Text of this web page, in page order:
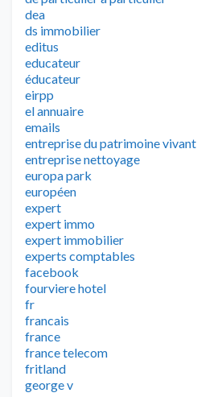
dea
ds immobilier
editus
educateur
éducateur
eirpp
el annuaire
emails
entreprise du patrimoine vivant
entreprise nettoyage
europa park
européen
expert
expert immo
expert immobilier
experts comptables
facebook
fourviere hotel
fr
francais
france
france telecom
fritland
george v